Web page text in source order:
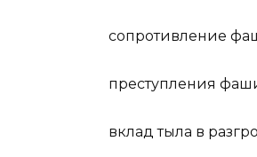
сопротивление
преступления
вклад тыла в